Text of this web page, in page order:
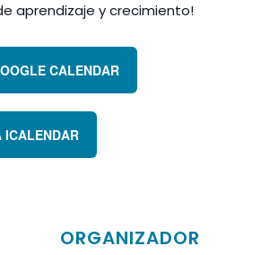
aprendizaje y crecimiento!
CALENDAR
ICALENDAR
ORGANIZADOR